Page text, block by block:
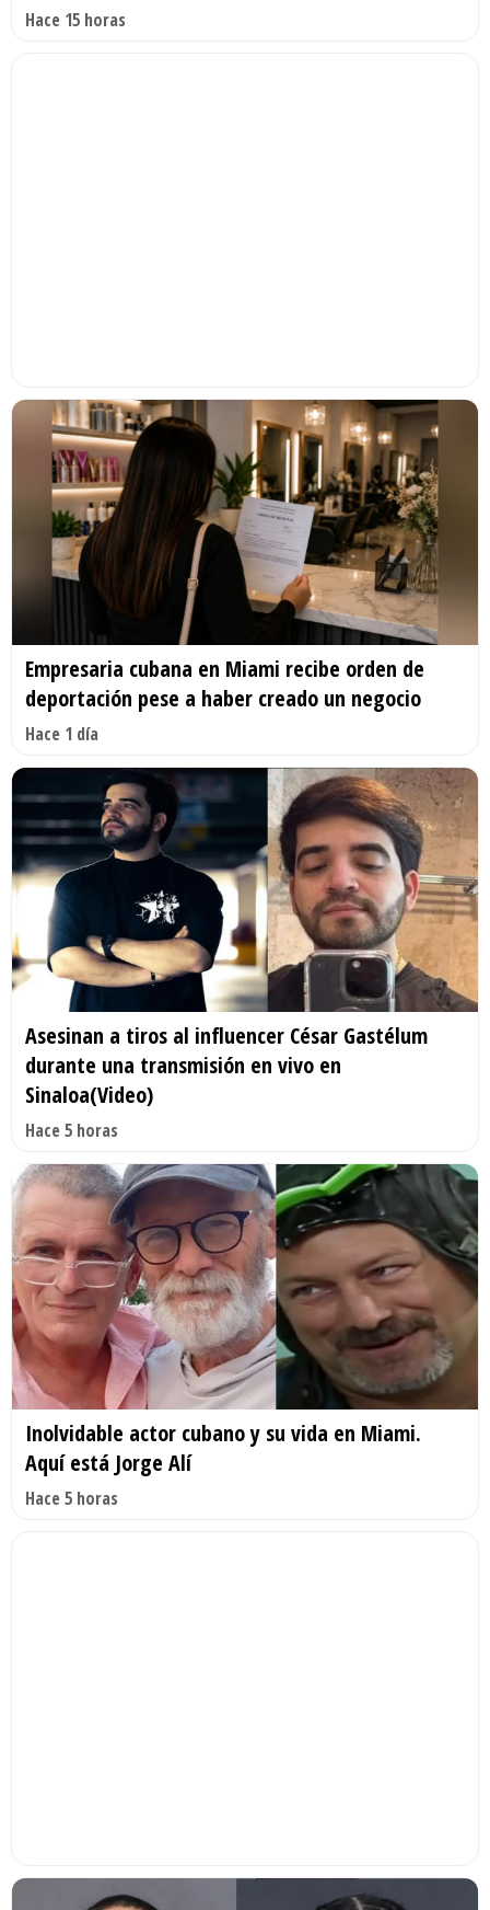
Hace 15 horas
Empresaria cubana en Miami recibe orden de
deportación pese a haber creado un negocio
Hace 1 día
Asesinan a tiros al influencer César Gastélum
durante una transmisión en vivo en
Sinaloa(Video)
Hace 5 horas
Inolvidable actor cubano y su vida en Miami.
Aquí está Jorge Alí
Hace 5 horas